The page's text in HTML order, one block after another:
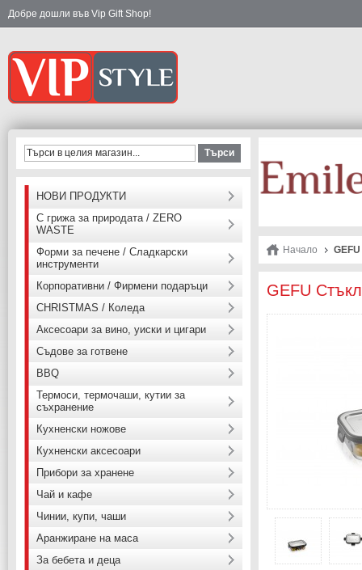
Добре дошли във Vip Gift Shop!
Начало
GEFU
Търси
НОВИ ПРОДУКТИ
С грижа за природата / ZERO
WASTE
Форми за печене / Сладкарски
инструменти
Корпоративни / Фирмени подаръци
CHRISTMAS / Коледа
Аксесоари за вино, уиски и цигари
Съдове за готвене
BBQ
Термоси, термочаши, кутии за
съхранение
Кухненски ножове
Кухненски аксесоари
Прибори за хранене
Чай и кафе
Чинии, купи, чаши
Аранжиране на маса
За бебета и деца